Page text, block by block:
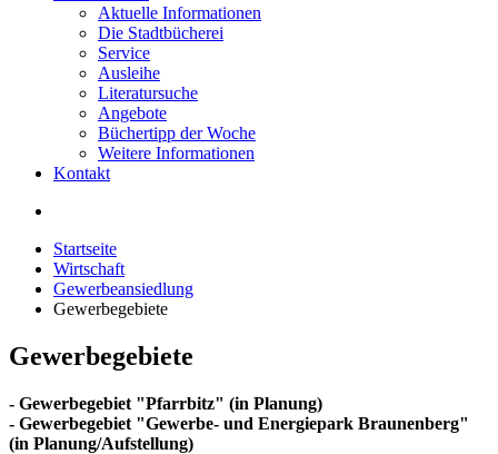
Aktuelle Informationen
Die Stadtbücherei
Service
Ausleihe
Literatursuche
Angebote
Büchertipp der Woche
Weitere Informationen
Kontakt
Startseite
Wirtschaft
Gewerbeansiedlung
Gewerbegebiete
Gewerbegebiete
- Gewerbegebiet "Pfarrbitz" (in Planung)
- Gewerbegebiet "Gewerbe- und Energiepark Braunenberg"
(in Planung/Aufstellung)